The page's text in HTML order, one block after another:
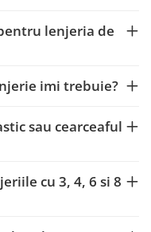
lenjeria de
imi trebuie?
sau cearceaful
cu 3, 4, 6 si 8